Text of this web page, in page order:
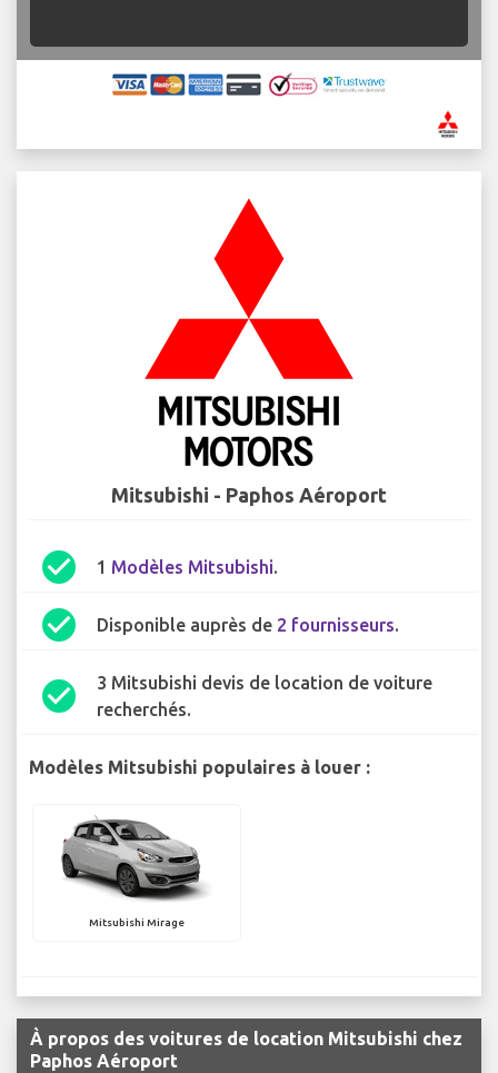
Mitsubishi - Paphos Aéroport
check_circle 1 Modèles Mitsubishi.
check_circle Disponible auprès de 2 fournisseurs.
check_circle
3 Mitsubishi devis de location de voiture
recherchés.
Modèles Mitsubishi populaires à louer :
Mitsubishi Mirage
À propos des voitures de location Mitsubishi chez
Paphos Aéroport